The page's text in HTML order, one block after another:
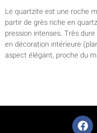
Le quartzite est une roche
partir de grès riche en
pression intenses. Très
en décoration intérieure
aspect élégant, proche du